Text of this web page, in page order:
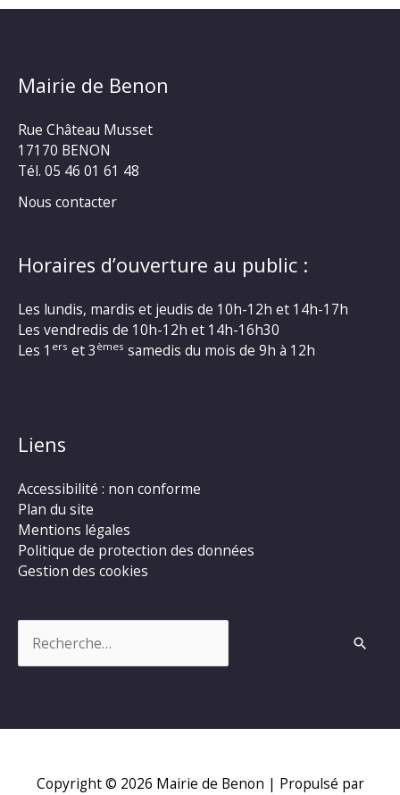
Mairie de Benon
Rue Château Musset
17170 BENON
Tél. 05 46 01 61 48
Nous contacter
Horaires d’ouverture au public :
Les lundis, mardis et jeudis de 10h-12h et 14h-17h
Les vendredis de 10h-12h et 14h-16h30
Les 1 ers et 3 èmes samedis du mois de 9h à 12h
Liens
Accessibilité : non conforme
Plan du site
Mentions légales
Politique de protection des données
Gestion des cookies
Copyright © 2026 Mairie de Benon | Propulsé par